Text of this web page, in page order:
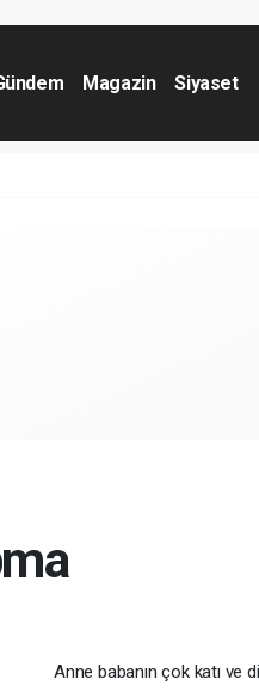
Magazin Siyaset
Anne babanın çok katı ve